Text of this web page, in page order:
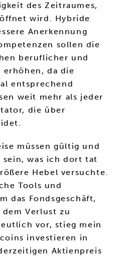
des Zeitraumes,
wird. Hybride
Anerkennung
sollen die
beruflicher und
erhöhen, da die
entsprechend
weit mehr als jeder
die über
müssen gültig und
was ich dort tat
Hebel versuchte.
Tools und
das Fondsgeschäft,
dem Verlust zu
vor, stieg mein
investieren in
Aktienpreis